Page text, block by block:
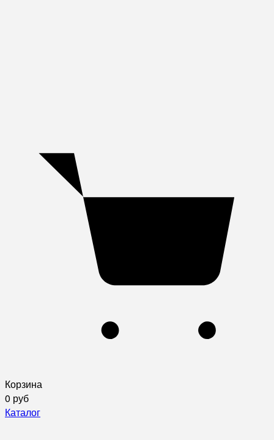
Корзина
0 руб
Каталог